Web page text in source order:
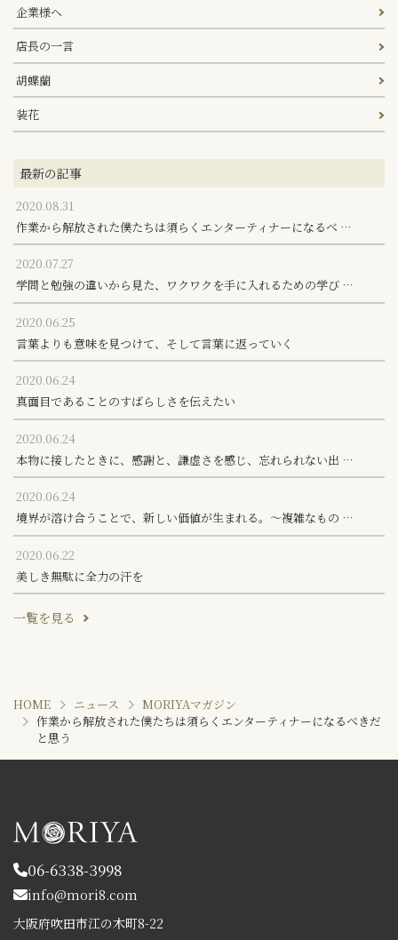
企業様へ
店長の一言
胡蝶蘭
装花
最新の記事
2020.08.31
作業から解放された僕たちは須らくエンターティナーになるべ …
2020.07.27
学問と勉強の違いから見た、ワクワクを手に入れるための学び …
2020.06.25
言葉よりも意味を見つけて、そして言葉に返っていく
2020.06.24
真面目であることのすばらしさを伝えたい
2020.06.24
本物に接したときに、感謝と、謙虚さを感じ、忘れられない出 …
2020.06.24
境界が溶け合うことで、新しい価値が生まれる。～複雑なもの …
2020.06.22
美しき無駄に全力の汗を
一覧を見る
HOME ニュース
MORIYAマガジン
作業から解放された僕たちは須らくエンターティナーになるべきだ
と思う
06-6338-3998
info@mori8.com
大阪府吹田市江の木町8-22